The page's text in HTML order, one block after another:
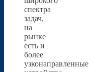
спектра
задач,
на
рынке
есть и
более
узконаправленные